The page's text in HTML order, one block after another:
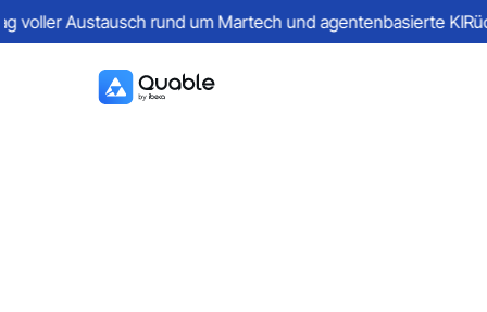
voller Austausch rund um Martech und agentenbasierte KI